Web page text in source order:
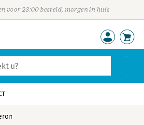
voor 23:00 besteld, morgen in huis